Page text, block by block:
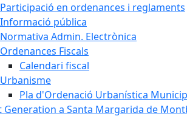
Participació en ordenances i reglaments
Informació pública
Normativa Admin. Electrònica
Ordenances Fiscals
Calendari fiscal
Urbanisme
Pla d'Ordenació Urbanística
Generation a Santa Margarida de